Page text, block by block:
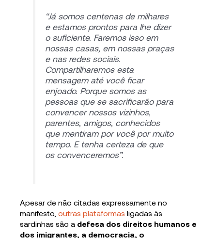
“Já somos centenas de milhares
e estamos prontos para lhe dizer
o suficiente. Faremos isso em
nossas casas, em nossas praças
e nas redes sociais.
Compartilharemos esta
mensagem até você ficar
enjoado. Porque somos as
pessoas que se sacrificarão para
convencer nossos vizinhos,
parentes, amigos, conhecidos
que mentiram por você por muito
tempo. E tenha certeza de que
os convenceremos”.
Apesar de não citadas expressamente no
manifesto,outras plataformas ligadas às
sardinhas são a defesa dos direitos humanos e
dos imigrantes, a democracia, o